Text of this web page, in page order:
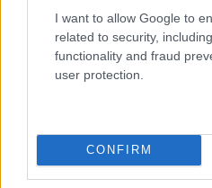
I want to allow Google to
related to security,
functionality and fraud
user protection.
CONFIRM
4213massimo
Buon campeggio, ben
Fabry77